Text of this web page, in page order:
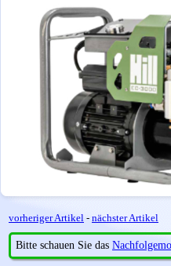
vorheriger Artikel - nächster Artikel
Bitte schauen Sie das